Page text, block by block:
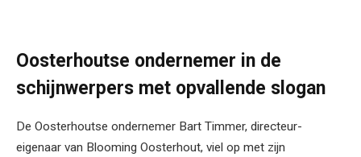
Oosterhoutse ondernemer in de
schijnwerpers met opvallende slogan
De Oosterhoutse ondernemer Bart Timmer, directeur-
eigenaar van Blooming Oosterhout, viel op met zijn